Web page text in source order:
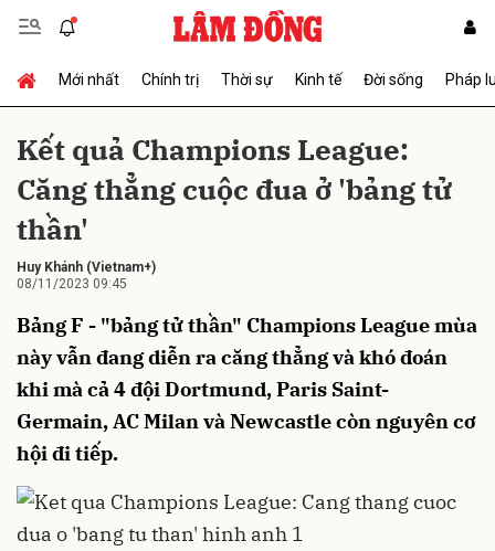
Mới nhất Chính trị Thời sự Kinh tế Đời sống Pháp
Kết quả Champions League:
Căng thẳng cuộc đua ở 'bảng tử
thần'
Huy Khánh (Vietnam+)
08/11/2023 09:45
Bảng F - "bảng tử thần" Champions League mùa
này vẫn đang diễn ra căng thẳng và khó đoán
khi mà cả 4 đội Dortmund, Paris Saint-
Germain, AC Milan và Newcastle còn nguyên cơ
hội đi tiếp.
Gửi bình luận
Hủy Gửi